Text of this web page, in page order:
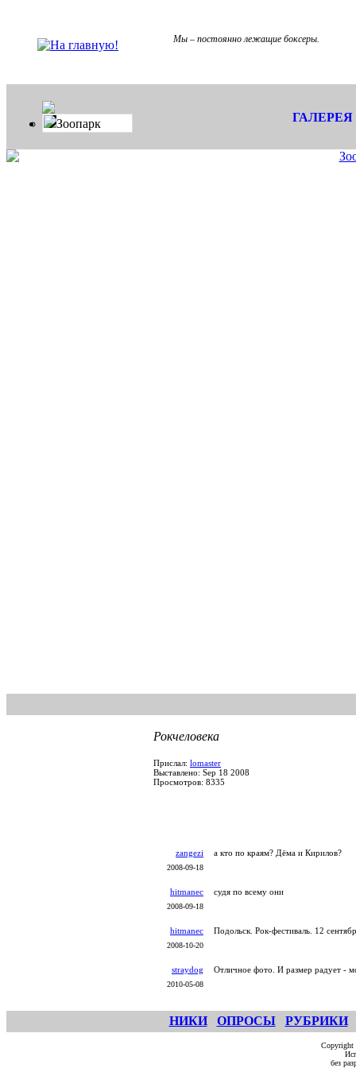
Мы – постоянно лежащие боксеры.
Зоопарк ГАЛЕРЕЯ
Рокчеловека
Прислал: lomaster
Выставлено: Sep 18 2008
Просмотров: 8335
zangezi
2008-09-18
а кто по краям? Дёма и Кирилов?
hitmanec
2008-09-18
судя по всему они
hitmanec
2008-10-20
Подольск. Рок-фестиваль. 12
straydog
2010-05-08
Отличное фото. И размер радует -
НИКИ ОПРОСЫ РУБРИКИ
без